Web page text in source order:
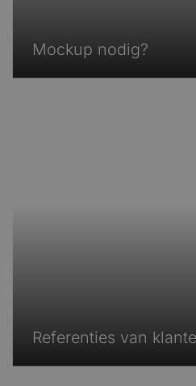
Mockup nodig?
Referenties van